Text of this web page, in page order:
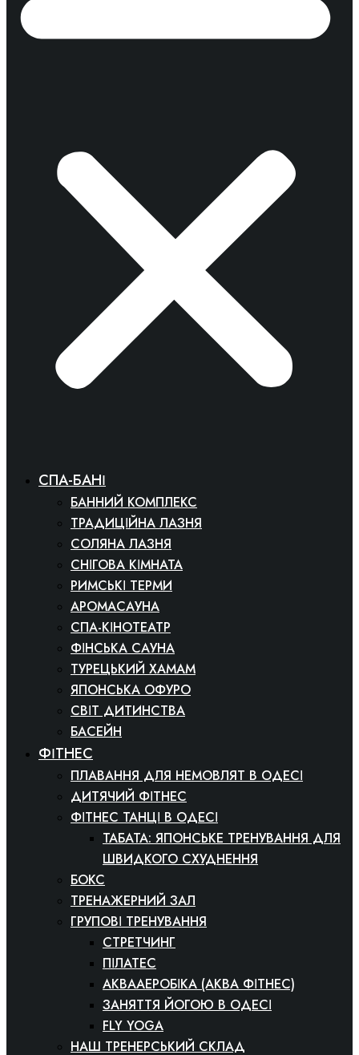
СПА-БАНІ
БАННИЙ КОМПЛЕКС
ТРАДИЦІЙНА ЛАЗНЯ
СОЛЯНА ЛАЗНЯ
СНІГОВА КІМНАТА
РИМСЬКІ ТЕРМИ
АРОМАСАУНА
СПА-КІНОТЕАТР
ФІНСЬКА САУНА
ТУРЕЦЬКИЙ ХАМАМ
ЯПОНСЬКА ОФУРО
СВІТ ДИТИНСТВА
БАСЕЙН
ФІТНЕС
ПЛАВАННЯ ДЛЯ НЕМОВЛЯТ В ОДЕСІ
ДИТЯЧИЙ ФІТНЕС
ФІТНЕС ТАНЦІ В ОДЕСІ
ТАБАТА: ЯПОНСЬКЕ ТРЕНУВАННЯ ДЛЯ
ШВИДКОГО СХУДНЕННЯ
БОКС
ТРЕНАЖЕРНИЙ ЗАЛ
ГРУПОВІ ТРЕНУВАННЯ
СТРЕТЧИНГ
ПІЛАТЕС
АКВААЕРОБІКА (АКВА ФІТНЕС)
ЗАНЯТТЯ ЙОГОЮ В ОДЕСІ
FLY YOGA
НАШ ТРЕНЕРСЬКИЙ СКЛАД